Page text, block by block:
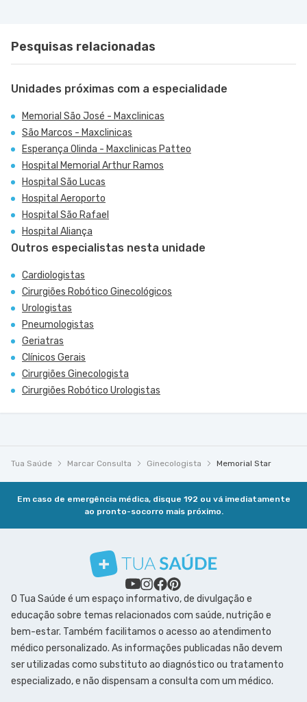
Pesquisas relacionadas
Unidades próximas com a especialidade
Memorial São José - Maxclinicas
São Marcos - Maxclinicas
Esperança Olinda - Maxclinicas Patteo
Hospital Memorial Arthur Ramos
Hospital São Lucas
Hospital Aeroporto
Hospital São Rafael
Hospital Aliança
Outros especialistas nesta unidade
Cardiologistas
Cirurgiões Robótico Ginecológicos
Urologistas
Pneumologistas
Geriatras
Clínicos Gerais
Cirurgiões Ginecologista
Cirurgiões Robótico Urologistas
Tua Saúde Marcar Consulta Ginecologista Memorial Star
Em caso de emergência médica, disque 192 ou vá imediatamente
ao pronto-socorro mais próximo.
O Tua Saúde é um espaço informativo, de divulgação e
educação sobre temas relacionados com saúde, nutrição e
bem-estar. Também facilitamos o acesso ao atendimento
médico personalizado. As informações publicadas não devem
ser utilizadas como substituto ao diagnóstico ou tratamento
especializado, e não dispensam a consulta com um médico.